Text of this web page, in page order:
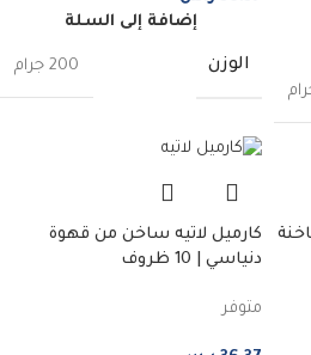
إضافة إلى السلة
الوزن 200 جرام
كارميل لاتيه ساخن من قهوة
دنياسي | 10 ظروف
متوفر